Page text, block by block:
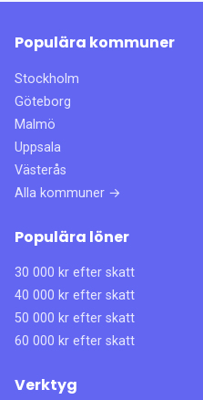
Populära kommuner
Stockholm
Göteborg
Malmö
Uppsala
Västerås
Alla kommuner →
Populära löner
30 000 kr efter skatt
40 000 kr efter skatt
50 000 kr efter skatt
60 000 kr efter skatt
Verktyg